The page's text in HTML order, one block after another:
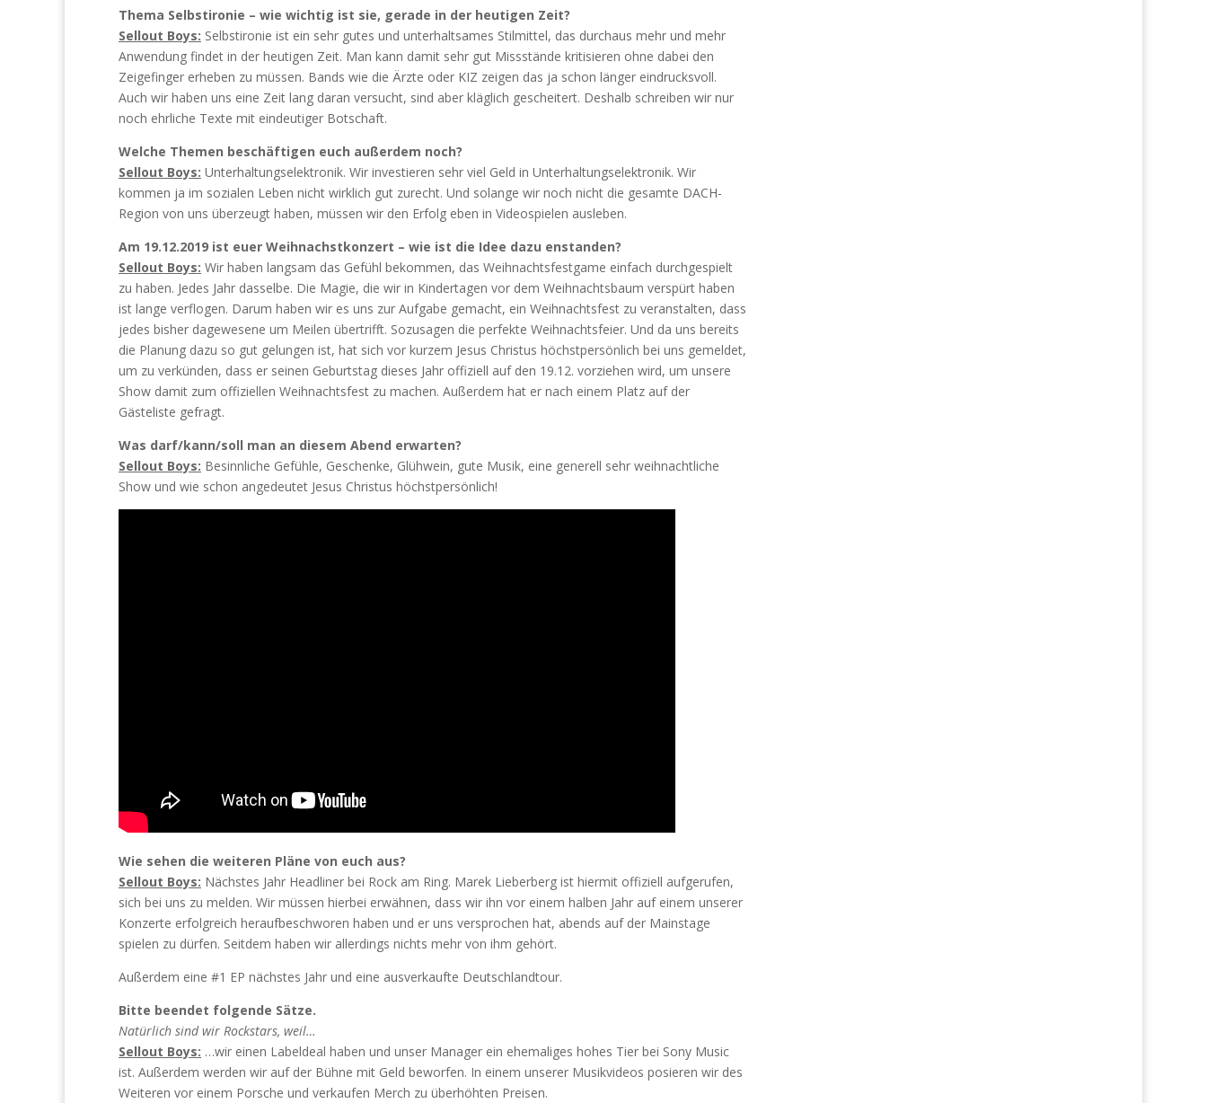
Thema Selbstironie – wie wichtig ist sie, gerade in der heutigen Zeit?
Sellout Boys: Selbstironie ist ein sehr gutes und unterhaltsames Stilmittel, das durchaus mehr und mehr
Anwendung findet in der heutigen Zeit. Man kann damit sehr gut Missstände kritisieren ohne dabei den
Zeigefinger erheben zu müssen. Bands wie die Ärzte oder KIZ zeigen das ja schon länger eindrucksvoll.
Auch wir haben uns eine Zeit lang daran versucht, sind aber kläglich gescheitert. Deshalb schreiben wir nur
noch ehrliche Texte mit eindeutiger Botschaft.
Welche Themen beschäftigen euch außerdem noch?
Sellout Boys: Unterhaltungselektronik. Wir investieren sehr viel Geld in Unterhaltungselektronik. Wir
kommen ja im sozialen Leben nicht wirklich gut zurecht. Und solange wir noch nicht die gesamte DACH-
Region von uns überzeugt haben, müssen wir den Erfolg eben in Videospielen ausleben.
Am 19.12.2019 ist euer Weihnachstkonzert – wie ist die Idee dazu enstanden?
Sellout Boys: Wir haben langsam das Gefühl bekommen, das Weihnachtsfestgame einfach durchgespielt
zu haben. Jedes Jahr dasselbe. Die Magie, die wir in Kindertagen vor dem Weihnachtsbaum verspürt haben
ist lange verflogen. Darum haben wir es uns zur Aufgabe gemacht, ein Weihnachtsfest zu veranstalten, dass
jedes bisher dagewesene um Meilen übertrifft. Sozusagen die perfekte Weihnachtsfeier. Und da uns bereits
die Planung dazu so gut gelungen ist, hat sich vor kurzem Jesus Christus höchstpersönlich bei uns gemeldet,
um zu verkünden, dass er seinen Geburtstag dieses Jahr offiziell auf den 19.12. vorziehen wird, um unsere
Show damit zum offiziellen Weihnachtsfest zu machen. Außerdem hat er nach einem Platz auf der
Gästeliste gefragt.
Was darf/kann/soll man an diesem Abend erwarten?
Sellout Boys: Besinnliche Gefühle, Geschenke, Glühwein, gute Musik, eine generell sehr weihnachtliche
Show und wie schon angedeutet Jesus Christus höchstpersönlich!
Wie sehen die weiteren Pläne von euch aus?
Sellout Boys: Nächstes Jahr Headliner bei Rock am Ring. Marek Lieberberg ist hiermit offiziell aufgerufen,
sich bei uns zu melden. Wir müssen hierbei erwähnen, dass wir ihn vor einem halben Jahr auf einem unserer
Konzerte erfolgreich heraufbeschworen haben und er uns versprochen hat, abends auf der Mainstage
spielen zu dürfen. Seitdem haben wir allerdings nichts mehr von ihm gehört.
Außerdem eine #1 EP nächstes Jahr und eine ausverkaufte Deutschlandtour.
Bitte beendet folgende Sätze.
Natürlich sind wir Rockstars, weil…
Sellout Boys: …wir einen Labeldeal haben und unser Manager ein ehemaliges hohes Tier bei Sony Music
ist. Außerdem werden wir auf der Bühne mit Geld beworfen. In einem unserer Musikvideos posieren wir des
Weiteren vor einem Porsche und verkaufen Merch zu überhöhten Preisen.